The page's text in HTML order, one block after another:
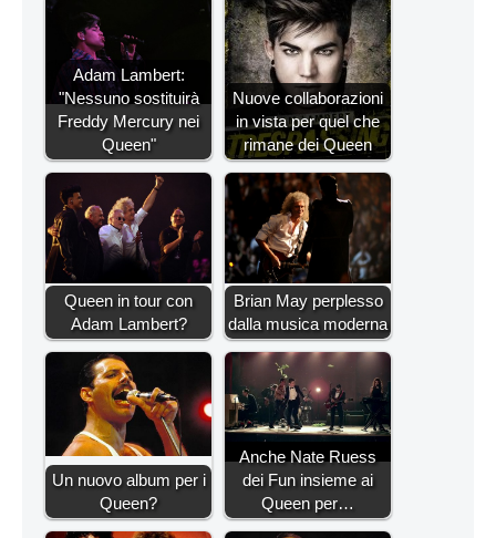
Adam Lambert:
"Nessuno sostituirà
Freddy Mercury nei
Queen"
Nuove collaborazioni
in vista per quel che
rimane dei Queen
Queen in tour con
Adam Lambert?
Brian May perplesso
dalla musica moderna
Un nuovo album per i
Queen?
Anche Nate Ruess
dei Fun insieme ai
Queen per…